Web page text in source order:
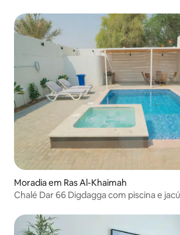
Moradia em Ras Al-Khaimah
Chalé Dar 66 Digdagga com piscina e